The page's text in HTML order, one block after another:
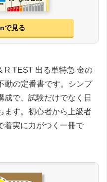
で見る
R TEST 出る単特急 金の
動の定番書です。シンプ
成で、試験だけでなく日
ます。初心者から上級者
着実に力がつく一冊で